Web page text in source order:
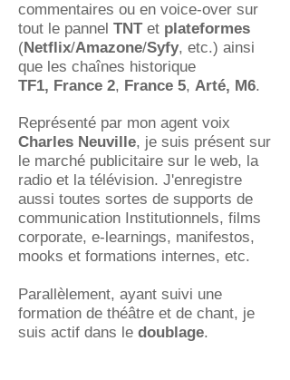
commentaires ou en voice-over sur
tout le pannel TNTet plateformes
(Netflix/Amazone/Syfy, etc.) ainsi
que les chaînes historique
TF1, France 2, France 5, Arté, M6.
Représenté par mon agent voix
Charles Neuville, je suis présent sur
le marché publicitaire sur le web, la
radio et la télévision. J'enregistre
aussi toutes sortes de supports de
communication Institutionnels, films
corporate, e-learnings, manifestos,
mooks et formations internes, etc.
Parallèlement, ayant suivi une
formation de théâtre et de chant, je
suis actif dans le doublage.